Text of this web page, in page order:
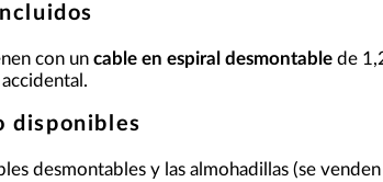
con un cable en espiral desmontablede
disponibles
desmontables y las almohadillas (se